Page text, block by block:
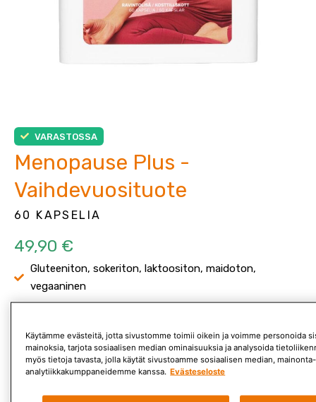
VARASTOSSA
Menopause Plus -
Vaihdevuosituote
60 KAPSELIA
49,90 €
Gluteeniton, sokeriton, laktoositon, maidoton,
vegaaninen
Ainutlaatuinen yhdistelmävalmiste vaihdevuosiin ja
niiden esiasteeseen.
Käytämme evästeitä, jotta sivustomme toimii oikein ja voimme personoida
mainoksia, tarjota sosiaalisen median ominaisuuksia ja analysoida
myös tietoja tavasta, jolla käytät sivustoamme sosiaalisen median,
analytiikkakumppaneidemme kanssa. Evästeseloste